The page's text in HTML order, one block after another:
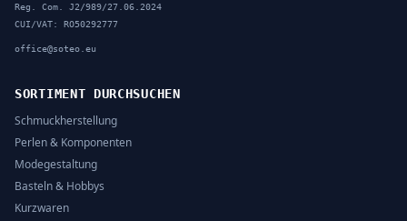
Reg. Com. J2/989/27.06.2024
CUI/VAT: RO50292777
office@soteo.eu
SORTIMENT DURCHSUCHEN
Schmuckherstellung
Perlen & Komponenten
Modegestaltung
Basteln & Hobbys
Kurzwaren